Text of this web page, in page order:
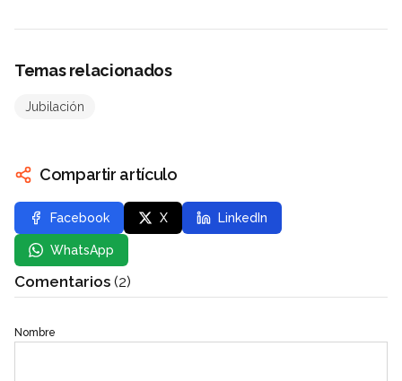
Temas relacionados
Jubilación
Compartir artículo
Facebook X LinkedIn
WhatsApp
Comentarios (2)
Nombre